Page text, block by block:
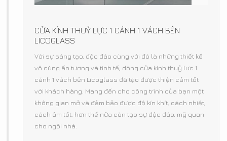
CỬA KÍNH THUỶ LỰC 1 CÁNH 1 VÁCH BÊN
LICOGLASS
Với sự sáng tạo, độc đáo cùng với đó là những thiết kế
vô cùng ấn tượng và tinh tế, dòng cửa kính thuỷ lực 1
cánh 1 vách bên Licoglass đã tạo được thiện cảm tốt
với khách hàng. Mang đến cho công trình của bạn một
không gian mở và đảm bảo được độ kín khít, cách nhiệt,
cách âm tốt, hơn thế nữa còn tạo sự độc đáo, mỹ quan
cho ngôi nhà.